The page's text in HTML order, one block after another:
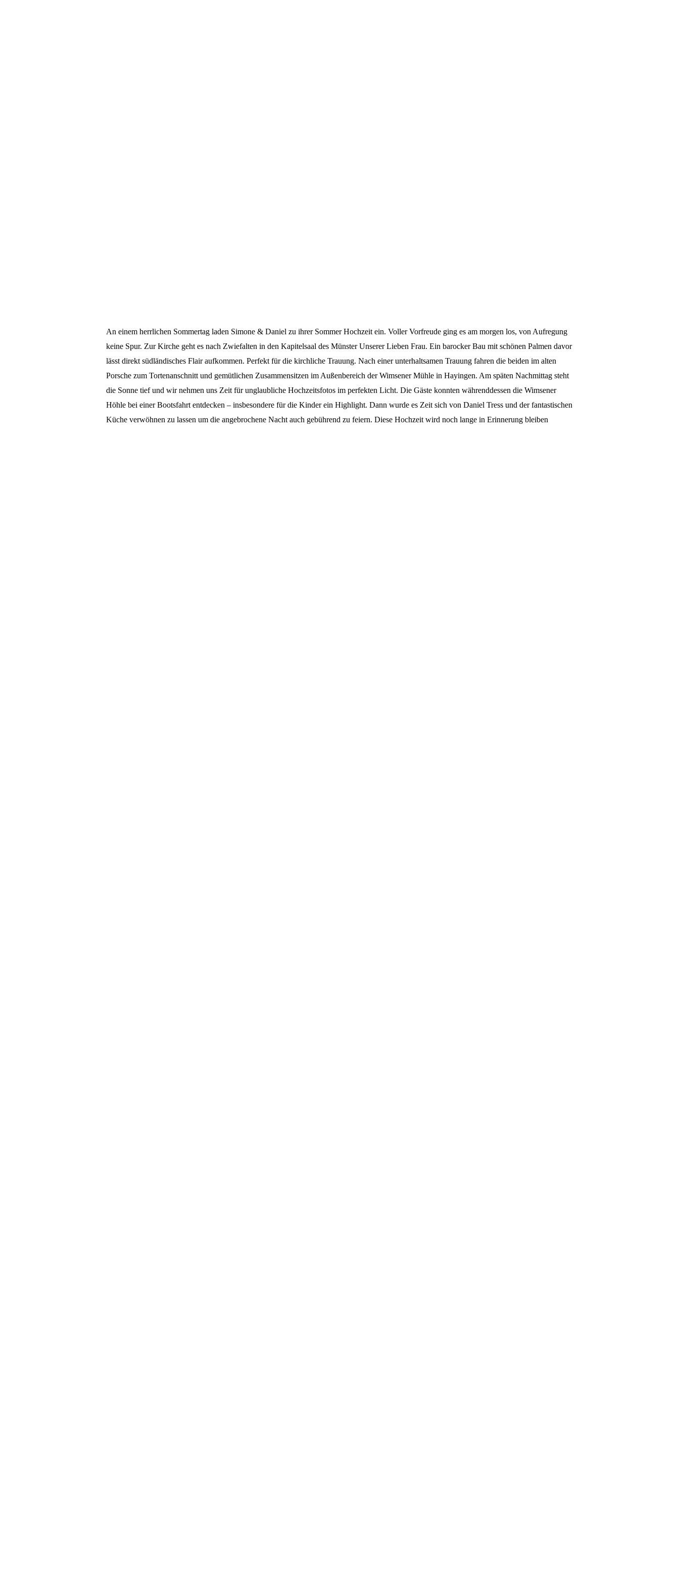
An einem herrlichen Sommertag laden Simone & Daniel zu ihrer Sommer Hochzeit ein. Voller Vorfreude ging es am morgen los, von Aufregung
keine Spur. Zur Kirche geht es nach Zwiefalten in den Kapitelsaal des Münster Unserer Lieben Frau. Ein barocker Bau mit schönen Palmen davor
lässt direkt südländisches Flair aufkommen. Perfekt für die kirchliche Trauung. Nach einer unterhaltsamen Trauung fahren die beiden im alten
Porsche zum Tortenanschnitt und gemütlichen Zusammensitzen im Außenbereich der Wimsener Mühle in Hayingen. Am späten Nachmittag steht
die Sonne tief und wir nehmen uns Zeit für unglaubliche Hochzeitsfotos im perfekten Licht. Die Gäste konnten währenddessen die Wimsener
Höhle bei einer Bootsfahrt entdecken – insbesondere für die Kinder ein Highlight. Dann wurde es Zeit sich von Daniel Tress und der fantastischen
Küche verwöhnen zu lassen um die angebrochene Nacht auch gebührend zu feiern. Diese Hochzeit wird noch lange in Erinnerung bleiben